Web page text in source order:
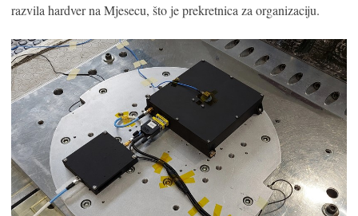
razvila hardver na Mjesecu, što je prekretnica za organizaciju.